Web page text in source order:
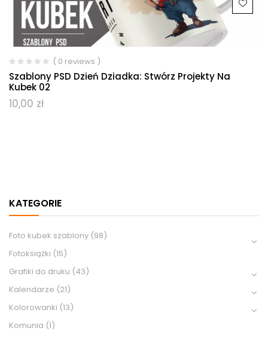
KATEGORIE
Foto kubek szablony (98)
Fotoksiążki (15)
Grafiki do druku (43)
Kalendarze (21)
Kolorowanki (13)
Komunia (1)
( 0 reviews )
Szablony PSD Dzień Dziadka: Stwórz Projekty Na
Kubek 02
10,00 zł